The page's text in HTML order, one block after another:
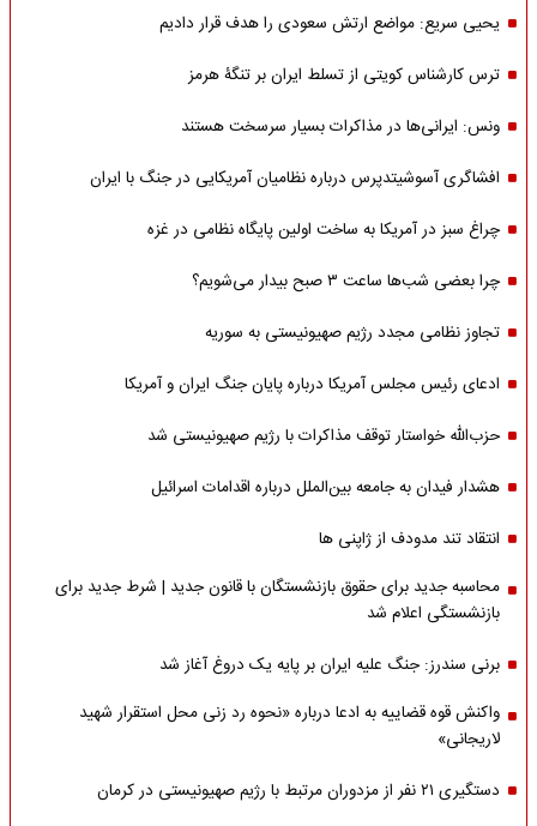
یحیی سریع: مواضع ارتش سعودی را هدف قرار دادیم
ترس کارشناس کویتی از تسلط ایران بر تنگۀ هرمز
ونس: ایرانی‌ها در مذاکرات بسیار سرسخت هستند
افشاگری آسوشیتدپرس درباره نظامیان آمریکایی در جنگ با ایران
چراغ سبز در آمریکا به ساخت اولین پایگاه نظامی در غزه
چرا بعضی شب‌ها ساعت ۳ صبح بیدار می‌شویم؟
تجاوز نظامی مجدد رژیم صهیونیستی به سوریه
ادعای رئیس مجلس آمریکا درباره پایان جنگ ایران و آمریکا
حزب‌الله خواستار توقف مذاکرات با رژیم صهیونیستی شد
هشدار فیدان به جامعه بین‌الملل درباره اقدامات اسرائیل
انتقاد تند مدودف از ژاپنی ها
محاسبه جدید برای حقوق بازنشستگان با قانون جدید | شرط جدید برای
بازنشستگی اعلام شد
برنی سندرز: جنگ علیه ایران بر پایه یک دروغ آغاز شد
واکنش قوه قضاییه به ادعا درباره «نحوه رد زنی محل استقرار شهید
لاریجانی»
دستگیری ۲۱ نفر از مزدوران مرتبط با رژیم صهیونیستی در کرمان